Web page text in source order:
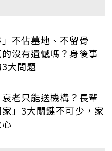
」不佔墓地、不留骨
沒有遺憾嗎？身後事
大問題
老只能送機構？長輩
家」3大關鍵不可少，家